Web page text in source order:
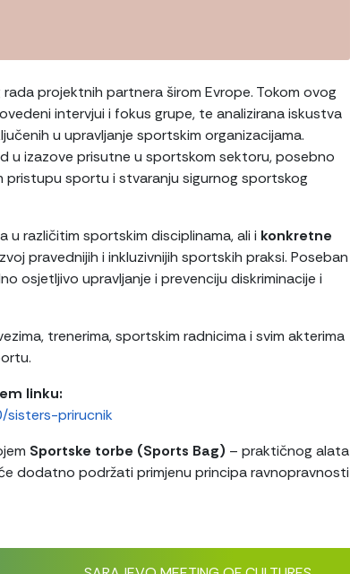
projektnih partnera širom Evrope. Tokom ovog
intervjui i fokus grupe, te analizirana iskustva
u upravljanje sportskim organizacijama.
u izazove prisutne u sportskom sektoru, posebno
pristupu sportu i stvaranju sigurnog sportskog
u različitim sportskim disciplinama, ali i konkretne
pravednijih i inkluzivnijih sportskih praksi. Poseban
osjetljivo upravljanje i prevenciju diskriminacije i
trenerima, sportskim radnicima i svim akterima
linku:
sisters-prirucnik
Sportske torbe (Sports Bag) – praktičnog alata
dodatno podržati primjenu principa ravnopravnosti